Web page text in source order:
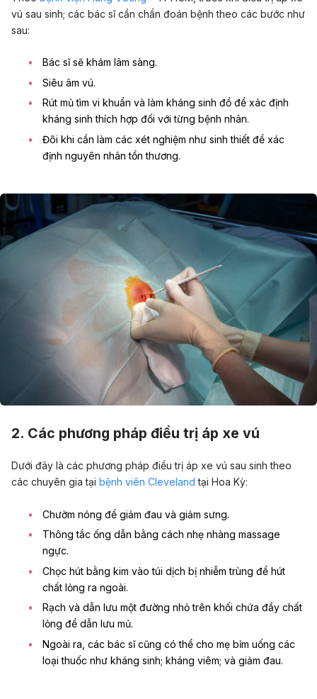
vú sau sinh; các bác sĩ cần chẩn đoán bệnh theo các bước như
sau:
Bác sĩ sẽ khám lâm sàng.
Siêu âm vú.
Rút mủ tìm vi khuẩn và làm kháng sinh đồ để xác định
kháng sinh thích hợp đối với từng bệnh nhân.
Đôi khi cần làm các xét nghiệm như sinh thiết để xác
định nguyên nhân tổn thương.
2. Các phương pháp điều trị áp xe vú
Dưới đây là các phương pháp điều trị áp xe vú sau sinh theo
các chuyên gia tại bệnh viên Cleveland tại Hoa Kỳ:
Chườm nóng để giảm đau và giảm sưng.
Thông tắc ống dẫn bằng cách nhẹ nhàng massage
ngực.
Chọc hút bằng kim vào túi dịch bị nhiễm trùng để hút
chất lỏng ra ngoài.
Rạch và dẫn lưu một đường nhỏ trên khối chứa đầy chất
lỏng để dẫn lưu mủ.
Ngoài ra, các bác sĩ cũng có thể cho mẹ bỉm uống các
loại thuốc như kháng sinh; kháng viêm; và giảm đau.